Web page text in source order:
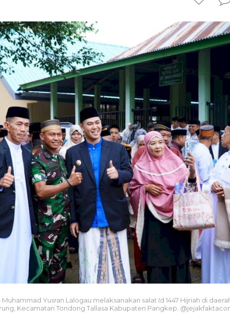
Yusran Lalogau melaksanakan salat Id 1447 Hijriah di
Kecamatan Tondong Tallasa Kabupaten Pangkep.